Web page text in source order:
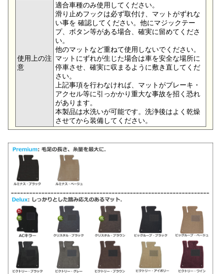
使用上の注
意
適合車種のみ使用してください。
滑り止めフックは必ず取付け、マットがずれな
い事を 確認してください。他にマジックテー
プ、ボタン等がある場合、確実に留めてくださ
い。
他のマットなど重ねて使用しないでください。
マットにずれが生じた場合は車を安全な場所に
停車させ、確実に収まるように敷き直してくだ
さい。
上記事項を行わなければ、マットがブレーキ・
アクセル等に引っかかり重大な事故を招く恐れ
があります。
本製品は水洗いが可能です。洗浄後はよく乾燥
させてから装備してください。